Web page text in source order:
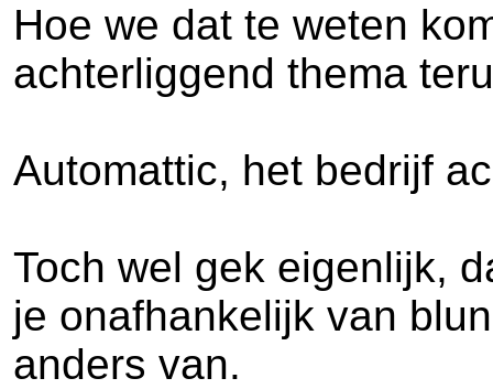
Hoe we dat te weten
achterliggend thema
Automattic, het bedrijf
Toch wel gek eigenlijk,
je onafhankelijk van
anders van.